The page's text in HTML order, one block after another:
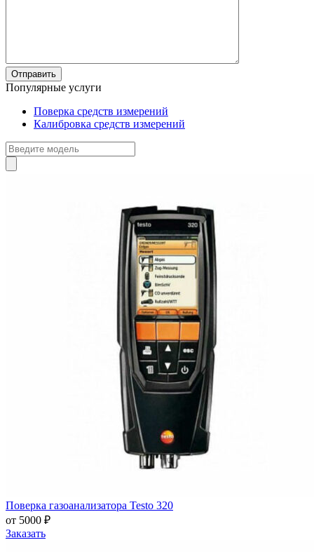
Популярные услуги
Поверка средств измерений
Калибровка средств измерений
Поверка газоанализатора Testo 320
от 5000 ₽
Заказать